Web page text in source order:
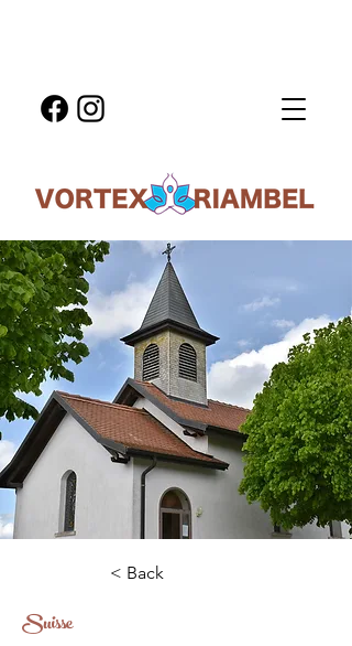
< Back
Suisse